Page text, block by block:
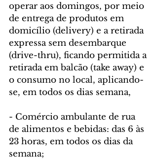
operar aos domingos, por meio
de entrega de produtos em
domicílio (delivery) e a retirada
expressa sem desembarque
(drive-thru), ficando permitida a
retirada em balcão (take away) e
o consumo no local, aplicando-
se, em todos os dias semana,
- Comércio ambulante de rua
de alimentos e bebidas: das 6 às
23 horas, em todos os dias da
semana;